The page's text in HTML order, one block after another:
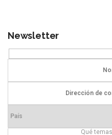
Newsletter